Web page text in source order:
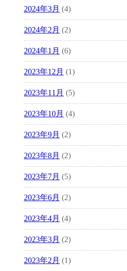
2024年3月 (4)
2024年2月 (2)
2024年1月 (6)
2023年12月 (1)
2023年11月 (5)
2023年10月 (4)
2023年9月 (2)
2023年8月 (2)
2023年7月 (5)
2023年6月 (2)
2023年4月 (4)
2023年3月 (2)
2023年2月 (1)